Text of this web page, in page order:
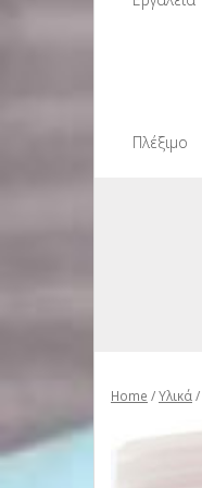
Πλέξιμο
Home /Υλικά/